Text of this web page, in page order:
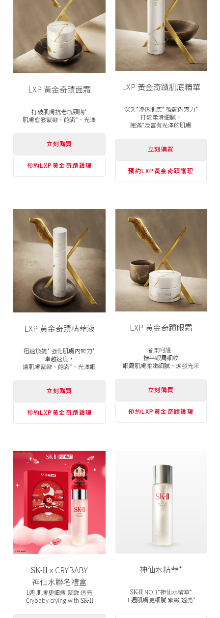
LXP 黃金奇蹟面霜
打破肌膚抗老瓶頸期*
肌膚愈發緊緻、飽滿*、光澤
立刻購買
預約LXP黃金奇蹟護理
LXP 黃金奇蹟肌底精華
深入*滲透肌底* 強韌內聚力*
打造柔滑細膩、
飽滿*及富有光澤的肌膚
立刻購買
預約LXP黃金奇蹟護理
LXP 黃金奇蹟精華液
迅速煥變* 強化肌膚內聚力*
卓越速度，
讓肌膚緊緻、飽滿*、光澤眼
立刻購買
預約LXP黃金奇蹟護理
LXP 黃金奇蹟眼霜
奢柔呵護
撫平眼周細紋
眼周肌膚柔嫩細膩、煥發光采
立刻購買
預約LXP黃金奇蹟護理
SK-II x CRYBABY
神仙水聯名禮盒
1週 肌膚更細嫩 緊緻 透亮
Crybaby crying with SK-II
神仙水精華*
SK-II NO.1*神仙水精華*
1 週肌膚更細膩 緊緻 透亮*